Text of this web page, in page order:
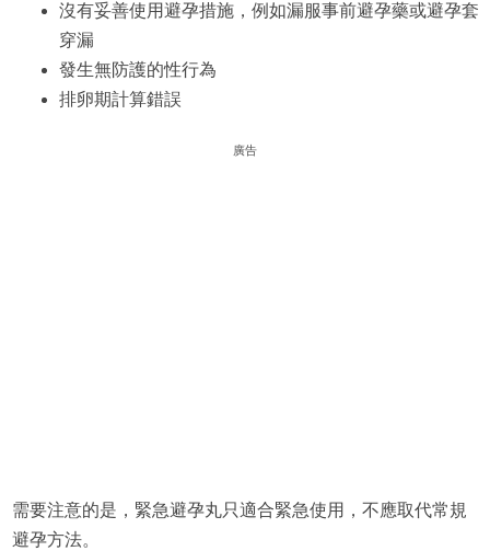
沒有妥善使用避孕措施，例如漏服事前避孕藥或避孕套
穿漏
發生無防護的性行為
排卵期計算錯誤
廣告
需要注意的是，緊急避孕丸只適合緊急使用，不應取代常規
避孕方法。